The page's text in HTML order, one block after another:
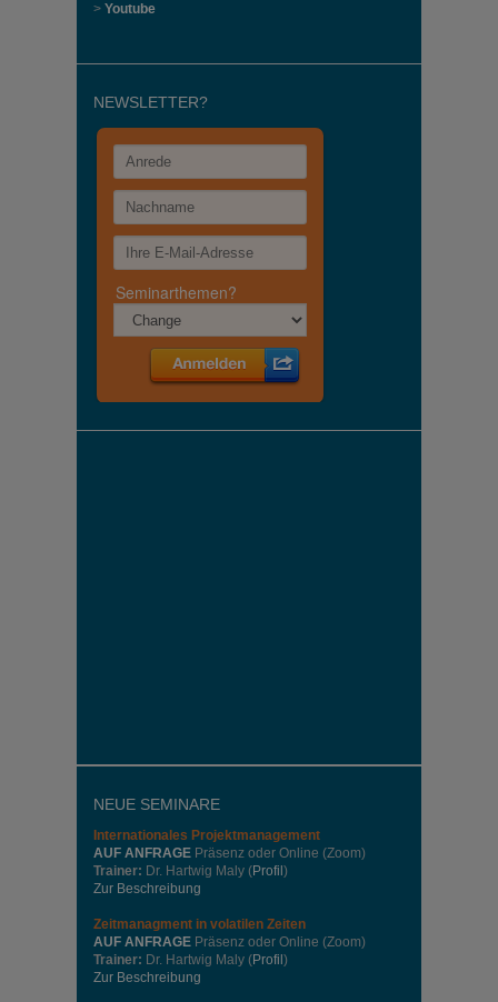
> Youtube
NEWSLETTER?
NEUE SEMINARE
Internationales Projektmanagement
AUF ANFRAGE Präsenz oder Online (Zoom)
Trainer: Dr. Hartwig Maly (Profil )
Zur Beschreibung
Zeitmanagment in volatilen Zeiten
AUF ANFRAGE Präsenz oder Online (Zoom)
Trainer: Dr. Hartwig Maly (Profil )
Zur Beschreibung